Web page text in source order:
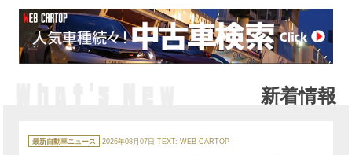
新着情報
テ
ゴ
最新自動車ニュース 2026年08月07日 TEXT: WEB CARTOP